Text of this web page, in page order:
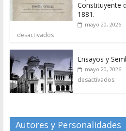
Constituyente
1881.
mayo 20, 2026
desactivados
Ensayos y
mayo 20, 2026
desactivados
Autores y Personalidades